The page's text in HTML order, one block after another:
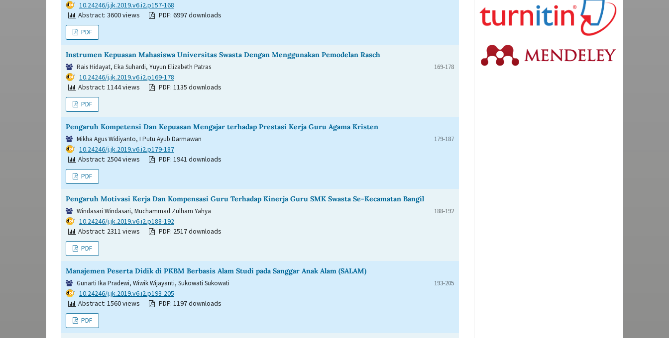
DOI: 10.24246/j.jk.2019.v6.i2.p157-168
Abstract: 3600 views
PDF: 6997 downloads
PDF
Instrumen Kepuasan Mahasiswa Universitas Swasta Dengan Menggunakan Pemodelan Rasch
Rais Hidayat, Eka Suhardi, Yuyun Elizabeth Patras 169-178
DOI: 10.24246/j.jk.2019.v6.i2.p169-178
Abstract: 1144 views
PDF: 1135 downloads
PDF
Pengaruh Kompetensi Dan Kepuasan Mengajar terhadap Prestasi Kerja Guru Agama Kristen
Mikha Agus Widiyanto, I Putu Ayub Darmawan 179-187
DOI: 10.24246/j.jk.2019.v6.i2.p179-187
Abstract: 2504 views
PDF: 1941 downloads
PDF
Pengaruh Motivasi Kerja Dan Kompensasi Guru Terhadap Kinerja Guru SMK Swasta Se-Kecamatan Bangil
Windasari Windasari, Muchammad Zulham Yahya 188-192
DOI: 10.24246/j.jk.2019.v6.i2.p188-192
Abstract: 2311 views
PDF: 2517 downloads
PDF
Manajemen Peserta Didik di PKBM Berbasis Alam Studi pada Sanggar Anak Alam (SALAM)
Gunarti Ika Pradewi, Wiwik Wijayanti, Sukowati Sukowati 193-205
DOI: 10.24246/j.jk.2019.v6.i2.p193-205
Abstract: 1560 views
PDF: 1197 downloads
PDF